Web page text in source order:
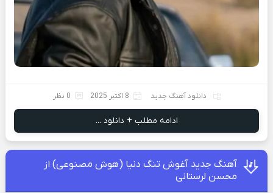
دانلود آهنگ جدید 8 اکتبر 2025 0 نظر
ادامه مطلب + دانلود ...
آهنگ جدید آغوش تنگ دنیا (هوش مصنوعی) از
محسن لرستانی